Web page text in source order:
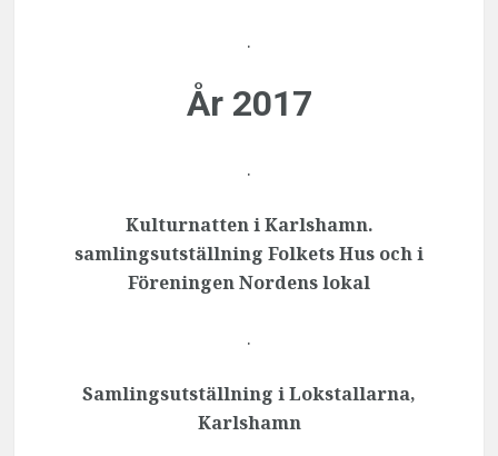
.
År 2017
.
Kulturnatten i Karlshamn.
samlingsutställning Folkets Hus och i
Föreningen Nordens lokal
.
Samlingsutställning i Lokstallarna,
Karlshamn